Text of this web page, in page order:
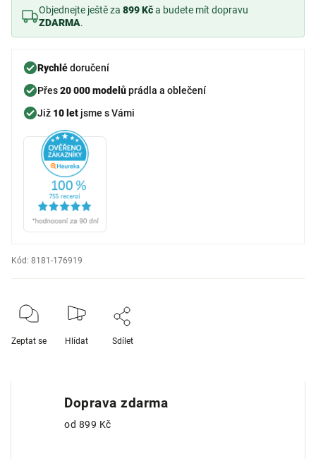
Objednejte ještě za 899 Kča budete mít dopravu
ZDARMA.
Rychlédoručení
Přes20 000 modelůprádla a oblečení
Již 10 let jsme s Vámi
Kód: 8181-176919
Zeptat se Hlídat Sdílet
Doprava zdarma
od 899 Kč